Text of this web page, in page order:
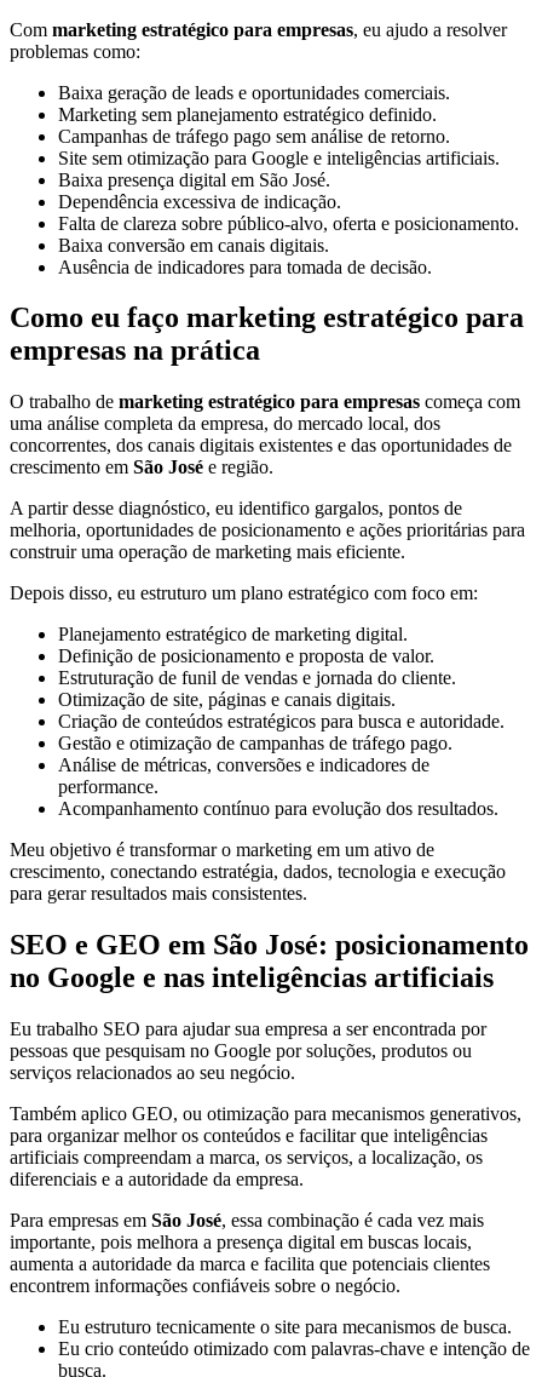
Com marketing estratégico para empresas, eu ajudo a resolver
problemas como:
Baixa geração de leads e oportunidades comerciais.
Marketing sem planejamento estratégico definido.
Campanhas de tráfego pago sem análise de retorno.
Site sem otimização para Google e inteligências artificiais.
Baixa presença digital em São José.
Dependência excessiva de indicação.
Falta de clareza sobre público-alvo, oferta e posicionamento.
Baixa conversão em canais digitais.
Ausência de indicadores para tomada de decisão.
Como eu faço marketing estratégico para
empresas na prática
O trabalho de marketing estratégico para empresas começa com
uma análise completa da empresa, do mercado local, dos
concorrentes, dos canais digitais existentes e das oportunidades de
crescimento em São José e região.
A partir desse diagnóstico, eu identifico gargalos, pontos de
melhoria, oportunidades de posicionamento e ações prioritárias para
construir uma operação de marketing mais eficiente.
Depois disso, eu estruturo um plano estratégico com foco em:
Planejamento estratégico de marketing digital.
Definição de posicionamento e proposta de valor.
Estruturação de funil de vendas e jornada do cliente.
Otimização de site, páginas e canais digitais.
Criação de conteúdos estratégicos para busca e autoridade.
Gestão e otimização de campanhas de tráfego pago.
Análise de métricas, conversões e indicadores de
performance.
Acompanhamento contínuo para evolução dos resultados.
Meu objetivo é transformar o marketing em um ativo de
crescimento, conectando estratégia, dados, tecnologia e execução
para gerar resultados mais consistentes.
SEO e GEO em São José: posicionamento
no Google e nas inteligências artificiais
Eu trabalho SEO para ajudar sua empresa a ser encontrada por
pessoas que pesquisam no Google por soluções, produtos ou
serviços relacionados ao seu negócio.
Também aplico GEO, ou otimização para mecanismos generativos,
para organizar melhor os conteúdos e facilitar que inteligências
artificiais compreendam a marca, os serviços, a localização, os
diferenciais e a autoridade da empresa.
Para empresas em São José, essa combinação é cada vez mais
importante, pois melhora a presença digital em buscas locais,
aumenta a autoridade da marca e facilita que potenciais clientes
encontrem informações confiáveis sobre o negócio.
Eu estruturo tecnicamente o site para mecanismos de busca.
Eu crio conteúdo otimizado com palavras-chave e intenção de
busca.